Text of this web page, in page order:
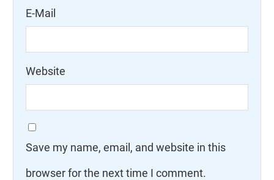
E-Mail
Website
Save my name, email, and website in this
browser for the next time I comment.